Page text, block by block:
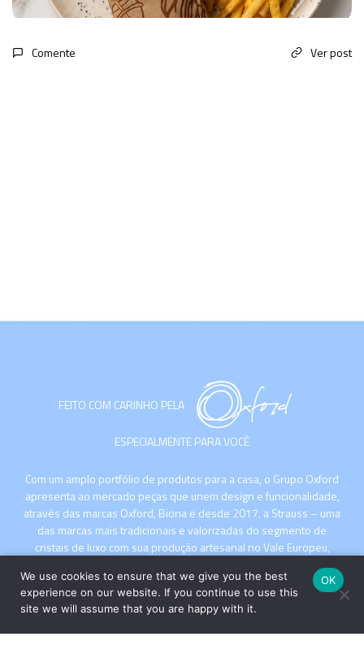
Comente Ver post
FEITO COM CARINHO PELA
ESPECIALMENTE PARA VOCÊ
Com um amplo portfólio de produtos para a casa, o Grupo Oxford
apresenta ao mercado peças que unem design e funcionalidade,
através das marcas Oxford, Biona e desde 2017, a Strauss – uma
das marcas mais tradicionais e valorizadas do segmento de
cristais de luxo com sua produção artesanal no Vale Europeu,
We use cookies to ensure that we give you the best
experience on our website. If you continue to use this
site we will assume that you are happy with it.
OK